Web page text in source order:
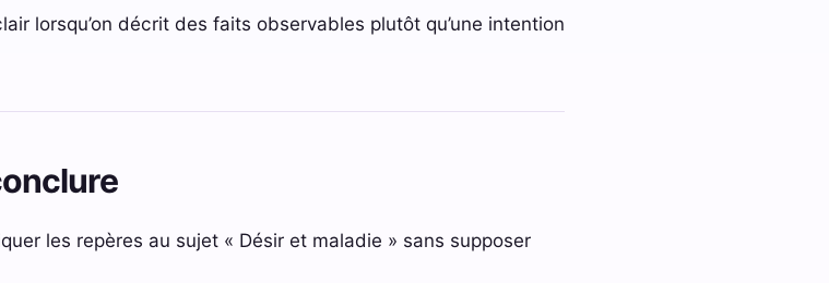
lorsqu’on décrit des faits observables plutôt qu’une intention
les repères au sujet « Désir et maladie » sans supposer